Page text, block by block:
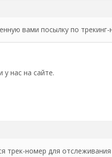
вами посылку по трекинг-
нас на сайте.
номер для отслеживания